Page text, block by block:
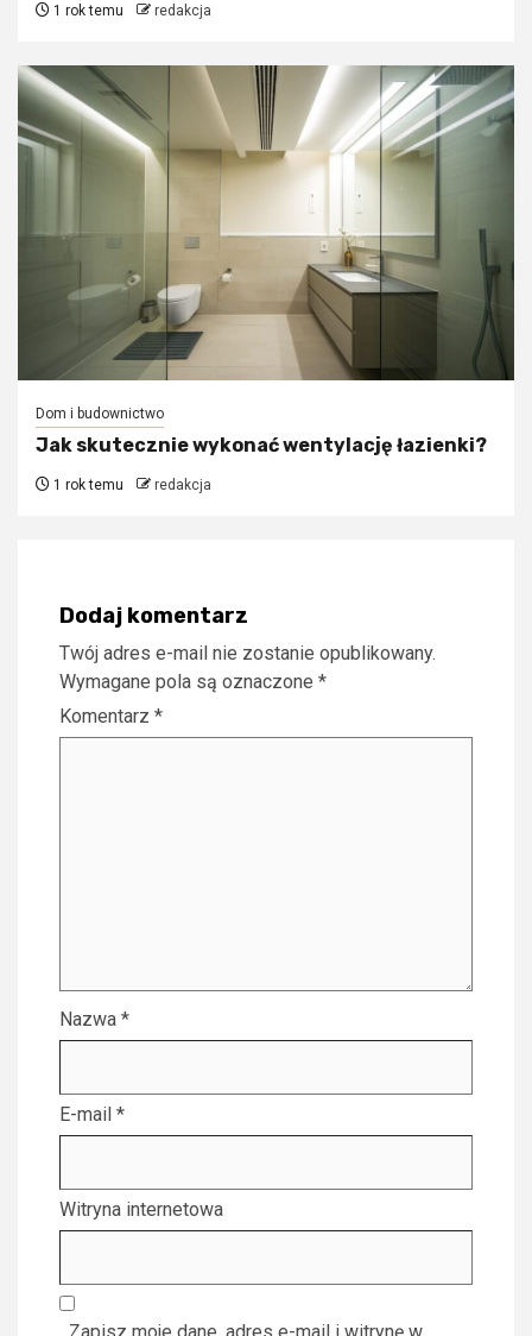
1 rok temu redakcja
Dom i budownictwo
Jak skutecznie wykonać wentylację łazienki?
1 rok temu redakcja
Dodaj komentarz
Twój adres e-mail nie zostanie opublikowany.
Wymagane pola są oznaczone *
Komentarz *
Nazwa *
E-mail *
Witryna internetowa
Zapisz moje dane, adres e-mail i witrynę w